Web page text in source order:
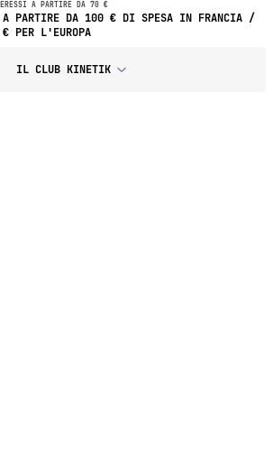
SENZA INTERESSI A PARTIRE DA 70 € DI
IL CLUB KINETIK
A PARTIRE DA 70 €